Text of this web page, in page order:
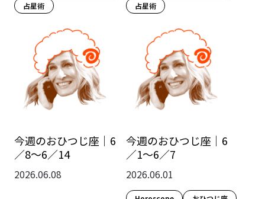
占星術
占星術
今週のおひつじ座｜6
／8～6／14
2026.06.08
今週のおひつじ座｜6
／1～6／7
2026.06.01